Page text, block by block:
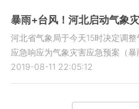
暴雨+台风！河北启动气象
河北省气象局于今天15时决定调
应急响应为气象灾害应急预案（暴
2019-08-11 22:05:12